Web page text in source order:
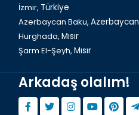
İzmir, Türkiye
Azerbaycan Baku, Azerbaycan
Hurghada, Mısır
Şarm El-Şeyh, Mısır
Arkadaş olalım!